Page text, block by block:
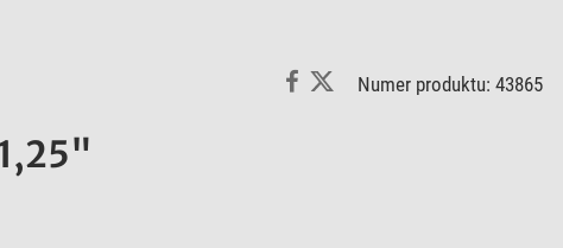
Numer produktu: 43865